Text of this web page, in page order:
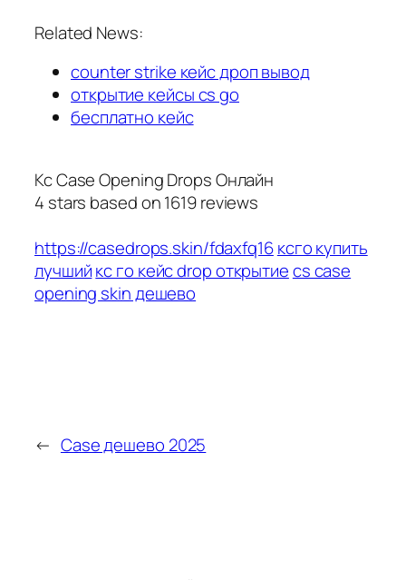
Related News:
counter strike кейс дроп вывод
открытие кейсы cs go
бесплатно кейс
Кс Case Opening Drops Онлайн
4 stars based on1619reviews
https://casedrops.skin/fdaxfq16ксго купить
лучшийкс го кейс drop открытиеcs case
opening skin дешево
← Case дешево 2025